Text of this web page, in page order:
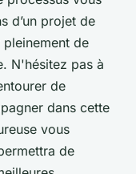
d’un projet de
de
N'hésitez pas à
de
dans cette
vous
de